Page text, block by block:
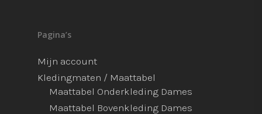
Pagina’s
Mijn account
Kledingmaten / Maattabel
Maattabel Onderkleding Dames
Maattabel Bovenkleding Dames